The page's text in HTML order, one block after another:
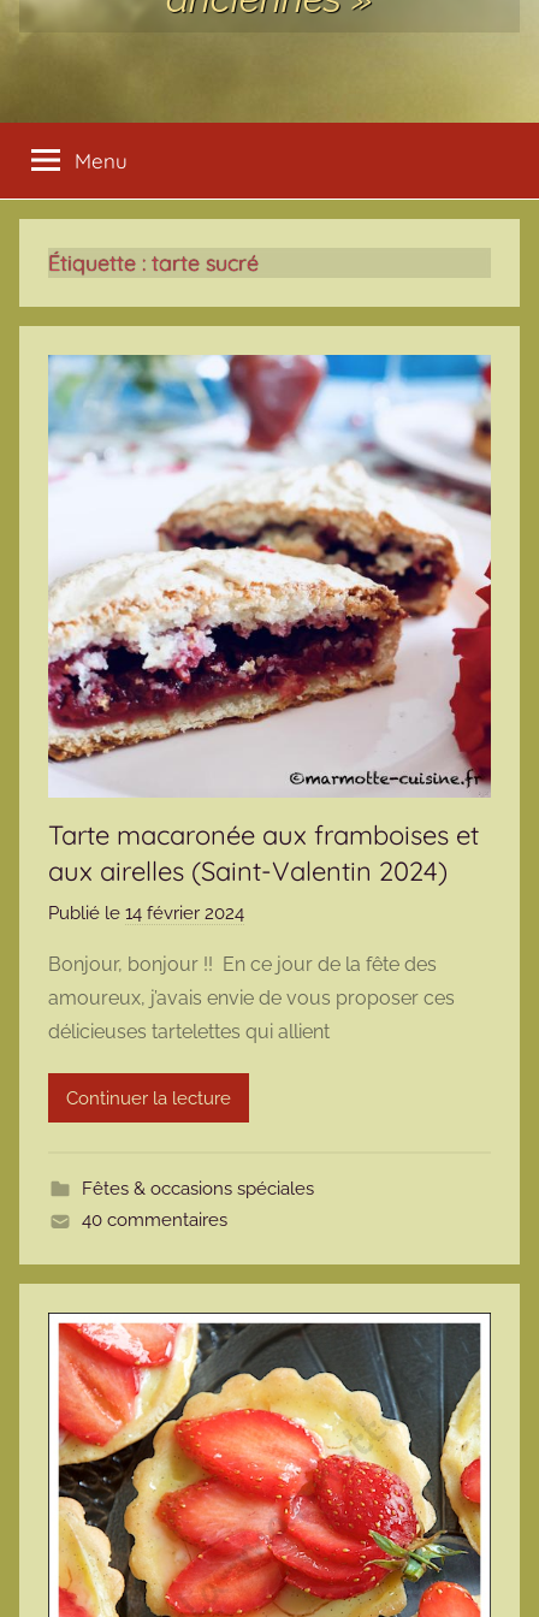
Menu
Étiquette : tarte sucré
Tarte macaronée aux framboises et
aux airelles (Saint-Valentin 2024)
Publié le 14 février 2024
r
m
a
r
t
Bonjour, bonjour !! En ce jour de la fête des
amoureux, j’avais envie de vous proposer ces
délicieuses tartelettes qui allient
Continuer la lecture
Fêtes & occasions spéciales
40 commentaires